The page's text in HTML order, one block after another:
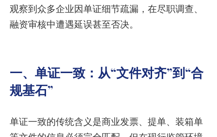
观察到众多企业因单证细节疏漏，在尽职调查、
融资审核中遭遇延误甚至否决。
一、单证一致：从“文件对齐”到“合
规基石”
单证一致的传统含义是商业发票、提单、装箱单